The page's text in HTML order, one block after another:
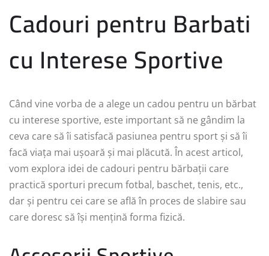
Cadouri pentru Barbati
cu Interese Sportive
Când vine vorba de a alege un cadou pentru un bărbat
cu interese sportive, este important să ne gândim la
ceva care să îi satisfacă pasiunea pentru sport și să îi
facă viața mai ușoară și mai plăcută. În acest articol,
vom explora idei de cadouri pentru bărbații care
practică sporturi precum fotbal, baschet, tenis, etc.,
dar și pentru cei care se află în proces de slabire sau
care doresc să își mențină forma fizică.